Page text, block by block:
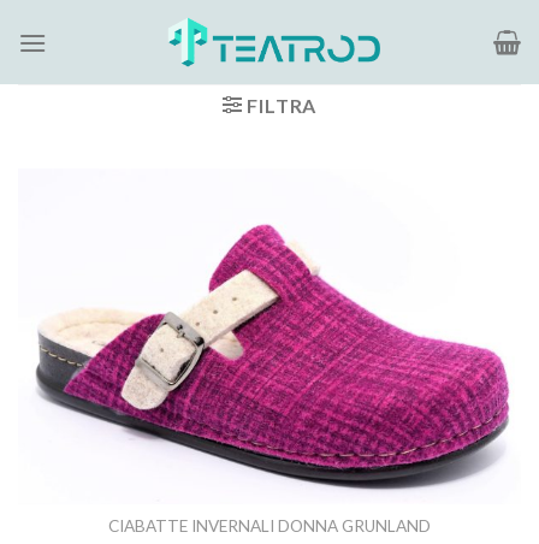
FILTRA
CIABATTE INVERNALI DONNA GRUNLAND